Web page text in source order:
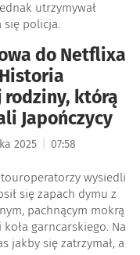
utrzymywał
się policja.
do Netflixa
którą
Japończycy
2025 07:58
wysiedli
się zapach dymu z
pachnącym mokrą
garncarskiego. Na
jakby się zatrzymał, a